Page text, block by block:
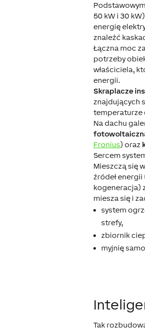
50 kW i 30
energię
znaleźć
Łączna moc
potrzeby
właściciela,
energii.
Skraplacze
znajdujących
temperaturze
Na dachu
Fronius) oraz
Sercem
Mieszczą się
źródeł energii
kogeneracja)
miesza się i
system
strefy,
zbiornik
myjnię
Tak